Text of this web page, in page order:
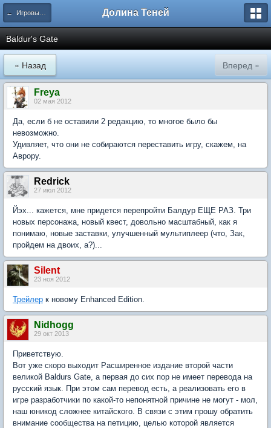
← Игровые инкарнации сеттинга Долина Теней
Baldur's Gate
« Назад Вперед »
Freya
02 мая 2012
Да, если б не оставили 2 редакцию, то многое было бы
невозможно.
Удивляет, что они не собираются переставить игру, скажем, на
Аврору.
Redrick
27 июл 2012
Йэх... кажется, мне придется перепройти Балдур ЕЩЕ РАЗ. Три
новых персонажа, новый квест, довольно масштабный, как я
понимаю, новые заставки, улучшенный мультиплеер (что, Зак,
пройдем на двоих, а?)...
Silent
23 ноя 2012
Трейлер к новому Enhanced Edition.
Nidhogg
29 окт 2013
Приветствую.
Вот уже скоро выходит Расширенное издание второй части
великой Baldurs Gate, а первая до сих пор не имеет перевода на
русский язык. При этом сам перевод есть, а реализовать его в
игре разработчики по какой-то непонятной причине не могут - мол,
наш юникод сложнее китайского. В связи с этим прошу обратить
внимание сообщества на петицию, целью которой является